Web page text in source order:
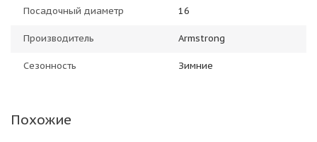
Посадочный диаметр 16
Производитель Armstrong
Сезонность Зимние
Похожие